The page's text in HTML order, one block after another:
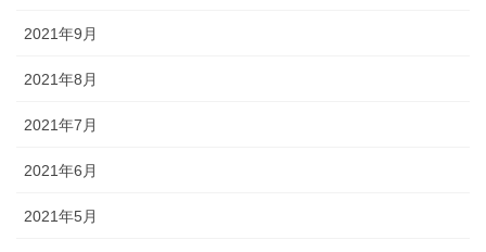
2021年9月
2021年8月
2021年7月
2021年6月
2021年5月